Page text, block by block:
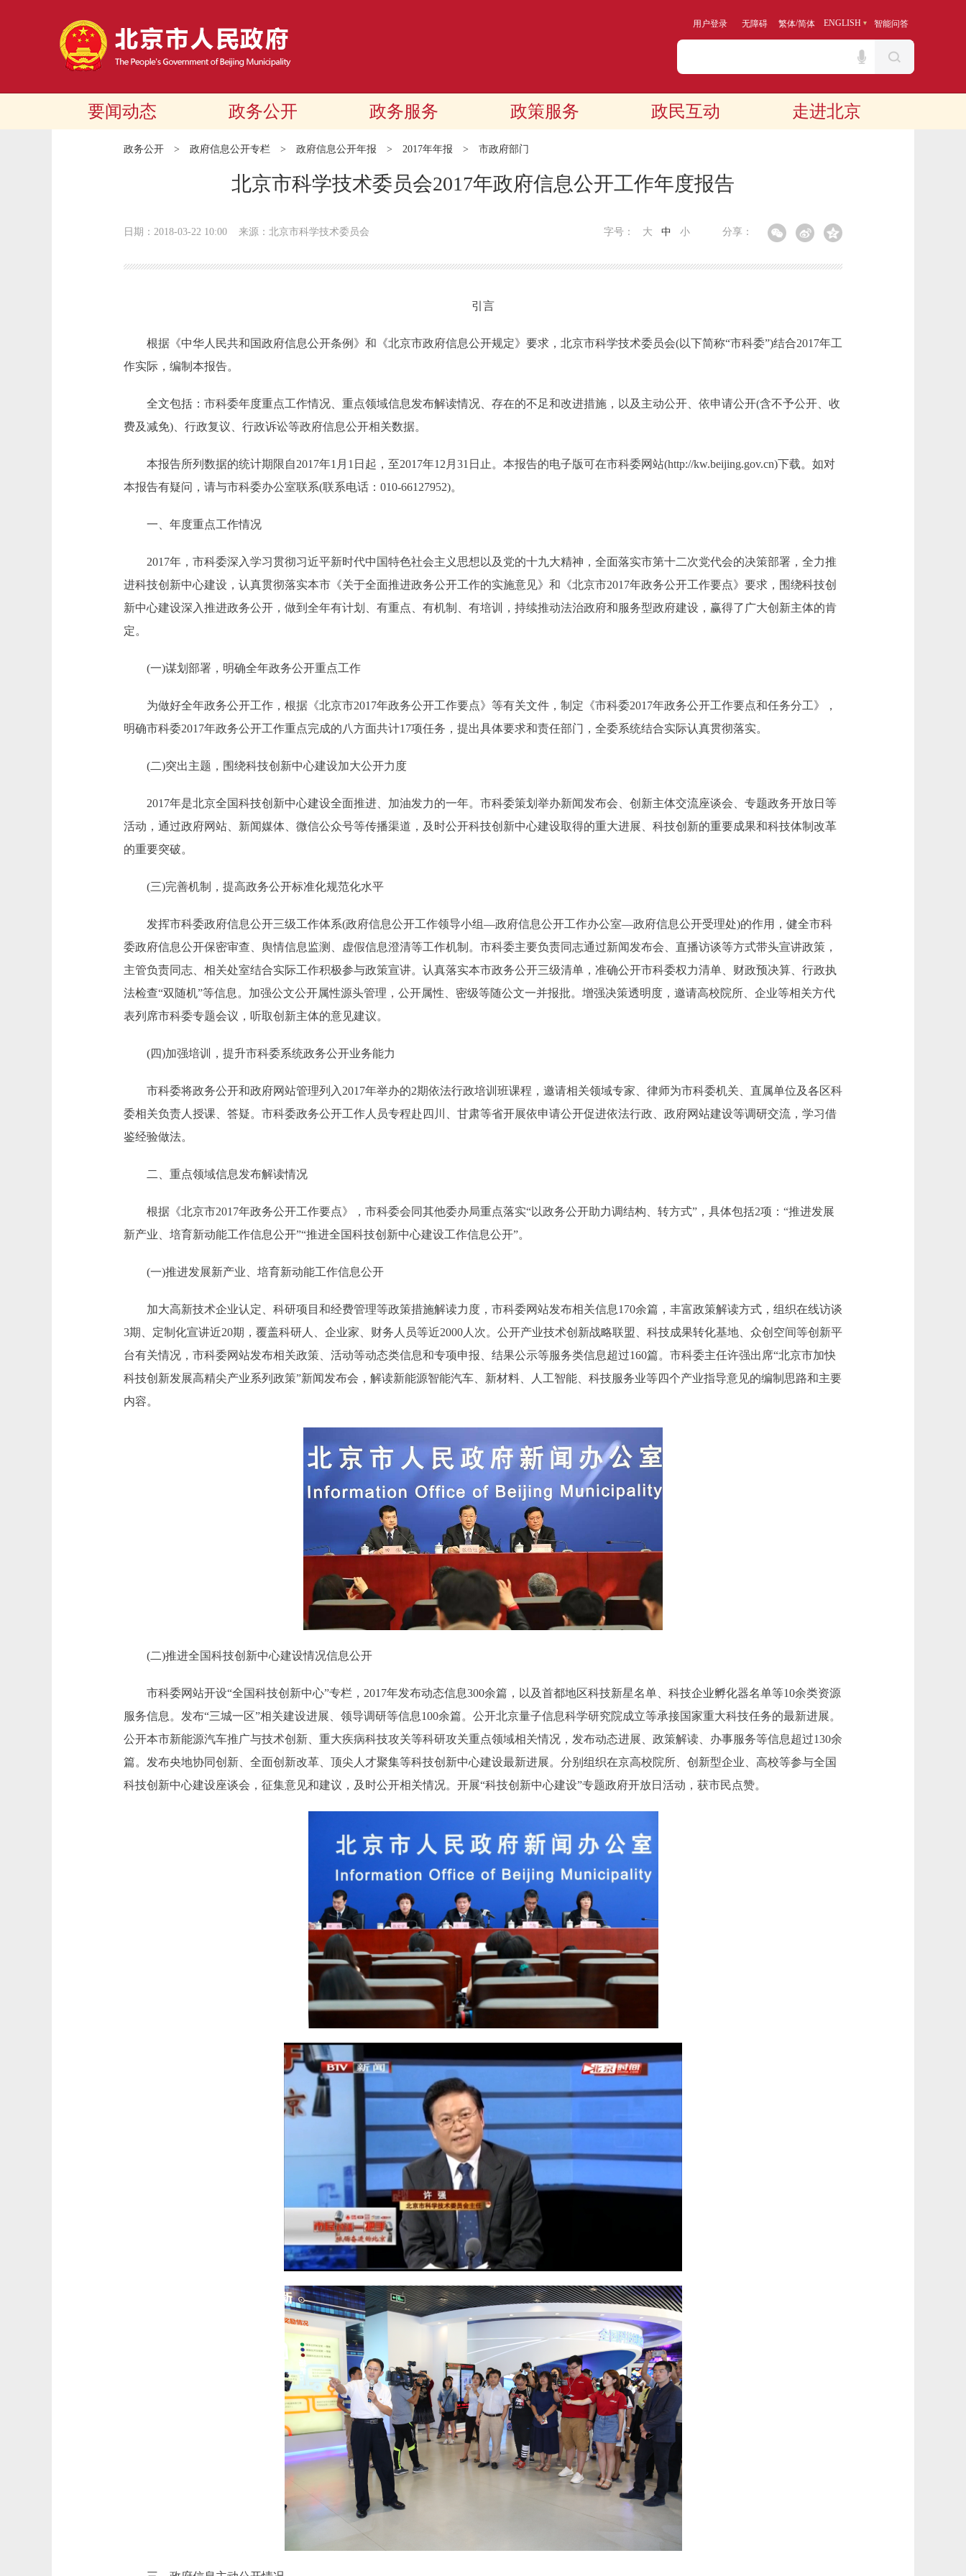
用户登录 无障碍 繁体/简体 ENGLISH 智能问答
要闻动态 政务公开 政务服务 政策服务 政民互动 走进北京
政务公开 > 政府信息公开专栏 > 政府信息公开年报 > 2017年年报 > 市政府部门
北京市科学技术委员会2017年政府信息公开工作年度报告
日期：2018-03-22 10:00 来源：北京市科学技术委员会 分享：
字号： 大 中 小
引言
根据《中华人民共和国政府信息公开条例》和《北京市政府信息公开规定》要求，北京市科学技术委员会(以下简称“市科委”)结合2017年工
作实际，编制本报告。
全文包括：市科委年度重点工作情况、重点领域信息发布解读情况、存在的不足和改进措施，以及主动公开、依申请公开(含不予公开、收
费及减免)、行政复议、行政诉讼等政府信息公开相关数据。
本报告所列数据的统计期限自2017年1月1日起，至2017年12月31日止。本报告的电子版可在市科委网站(http://kw.beijing.gov.cn)下载。如对
本报告有疑问，请与市科委办公室联系(联系电话：010-66127952)。
一、年度重点工作情况
2017年，市科委深入学习贯彻习近平新时代中国特色社会主义思想以及党的十九大精神，全面落实市第十二次党代会的决策部署，全力推
进科技创新中心建设，认真贯彻落实本市《关于全面推进政务公开工作的实施意见》和《北京市2017年政务公开工作要点》要求，围绕科技创
新中心建设深入推进政务公开，做到全年有计划、有重点、有机制、有培训，持续推动法治政府和服务型政府建设，赢得了广大创新主体的肯
定。
(一)谋划部署，明确全年政务公开重点工作
为做好全年政务公开工作，根据《北京市2017年政务公开工作要点》等有关文件，制定《市科委2017年政务公开工作要点和任务分工》，
明确市科委2017年政务公开工作重点完成的八方面共计17项任务，提出具体要求和责任部门，全委系统结合实际认真贯彻落实。
(二)突出主题，围绕科技创新中心建设加大公开力度
2017年是北京全国科技创新中心建设全面推进、加油发力的一年。市科委策划举办新闻发布会、创新主体交流座谈会、专题政务开放日等
活动，通过政府网站、新闻媒体、微信公众号等传播渠道，及时公开科技创新中心建设取得的重大进展、科技创新的重要成果和科技体制改革
的重要突破。
(三)完善机制，提高政务公开标准化规范化水平
发挥市科委政府信息公开三级工作体系(政府信息公开工作领导小组—政府信息公开工作办公室—政府信息公开受理处)的作用，健全市科
委政府信息公开保密审查、舆情信息监测、虚假信息澄清等工作机制。市科委主要负责同志通过新闻发布会、直播访谈等方式带头宣讲政策，
主管负责同志、相关处室结合实际工作积极参与政策宣讲。认真落实本市政务公开三级清单，准确公开市科委权力清单、财政预决算、行政执
法检查“双随机”等信息。加强公文公开属性源头管理，公开属性、密级等随公文一并报批。增强决策透明度，邀请高校院所、企业等相关方代
表列席市科委专题会议，听取创新主体的意见建议。
(四)加强培训，提升市科委系统政务公开业务能力
市科委将政务公开和政府网站管理列入2017年举办的2期依法行政培训班课程，邀请相关领域专家、律师为市科委机关、直属单位及各区科
委相关负责人授课、答疑。市科委政务公开工作人员专程赴四川、甘肃等省开展依申请公开促进依法行政、政府网站建设等调研交流，学习借
鉴经验做法。
二、重点领域信息发布解读情况
根据《北京市2017年政务公开工作要点》，市科委会同其他委办局重点落实“以政务公开助力调结构、转方式”，具体包括2项：“推进发展
新产业、培育新动能工作信息公开”“推进全国科技创新中心建设工作信息公开”。
(一)推进发展新产业、培育新动能工作信息公开
加大高新技术企业认定、科研项目和经费管理等政策措施解读力度，市科委网站发布相关信息170余篇，丰富政策解读方式，组织在线访谈
3期、定制化宣讲近20期，覆盖科研人、企业家、财务人员等近2000人次。公开产业技术创新战略联盟、科技成果转化基地、众创空间等创新平
台有关情况，市科委网站发布相关政策、活动等动态类信息和专项申报、结果公示等服务类信息超过160篇。市科委主任许强出席“北京市加快
科技创新发展高精尖产业系列政策”新闻发布会，解读新能源智能汽车、新材料、人工智能、科技服务业等四个产业指导意见的编制思路和主要
内容。
(二)推进全国科技创新中心建设情况信息公开
市科委网站开设“全国科技创新中心”专栏，2017年发布动态信息300余篇，以及首都地区科技新星名单、科技企业孵化器名单等10余类资源
服务信息。发布“三城一区”相关建设进展、领导调研等信息100余篇。公开北京量子信息科学研究院成立等承接国家重大科技任务的最新进展。
公开本市新能源汽车推广与技术创新、重大疾病科技攻关等科研攻关重点领域相关情况，发布动态进展、政策解读、办事服务等信息超过130余
篇。发布央地协同创新、全面创新改革、顶尖人才聚集等科技创新中心建设最新进展。分别组织在京高校院所、创新型企业、高校等参与全国
科技创新中心建设座谈会，征集意见和建议，及时公开相关情况。开展“科技创新中心建设”专题政府开放日活动，获市民点赞。